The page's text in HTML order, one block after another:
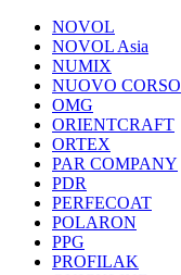
NOVOL
NOVOL Asia
NUMIX
NUOVO CORSO
OMG
ORIENTCRAFT
ORTEX
PAR COMPANY
PDR
PERFECOAT
POLARON
PPG
PROFILAK